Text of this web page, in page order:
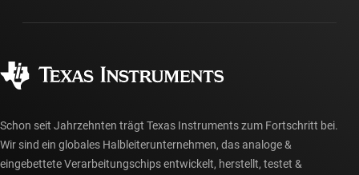
Fertigung
myTI-Konto FAQs
Häufig gestellte Fragen zu Bestellungen
Schon seit Jahrzehnten trägt Texas Instruments zum Fortschritt bei.
Wir sind ein globales Halbleiterunternehmen, das analoge &
eingebettete Verarbeitungschips entwickelt, herstellt, testet &